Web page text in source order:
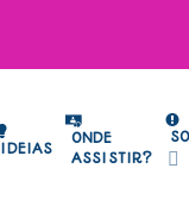
IDEIAS
ONDE
ASSISTIR?